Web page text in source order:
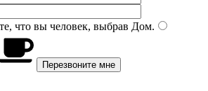
что вы человек, выбрав Дом.